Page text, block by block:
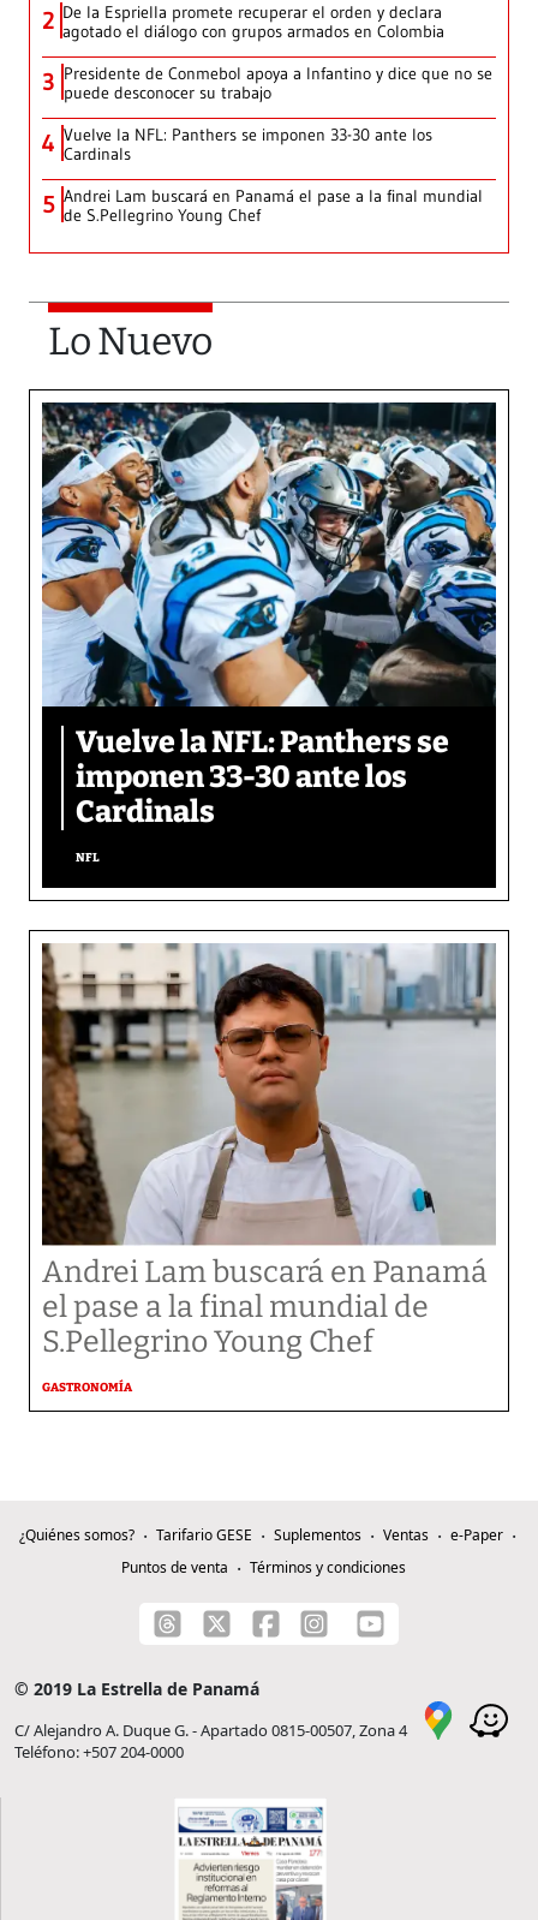
2 De la Espriella promete recuperar el orden y declara
agotado el diálogo con grupos armados en Colombia
3 Presidente de Conmebol apoya a Infantino y dice que no se
puede desconocer su trabajo
4 Vuelve la NFL: Panthers se imponen 33-30 ante los
Cardinals
5 Andrei Lam buscará en Panamá el pase a la final mundial
de S.Pellegrino Young Chef
Lo Nuevo
Vuelve la NFL: Panthers se
imponen 33-30 ante los
Cardinals
NFL
Andrei Lam buscará en Panamá
el pase a la final mundial de
S.Pellegrino Young Chef
GASTRONOMÍA
¿Quiénes somos? Tarifario GESE Suplementos Ventas
e-Paper
Puntos de venta
Términos y condiciones
© 2019 La Estrella de Panamá
C/ Alejandro A. Duque G. - Apartado 0815-00507, Zona 4
Teléfono: +507 204-0000